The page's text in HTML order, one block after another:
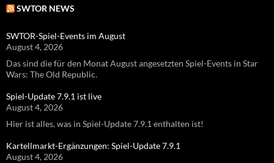
SWTOR NEWS
SWTOR-Spiel-Events im August
August 4, 2026
Das sind die für den Monat August angesetzten Spiel-Events in Star
Wars: The Old Republic.
Spiel-Update 7.9.1 ist live
August 4, 2026
Hier ist alles, was in Spiel-Update 7.9.1 enthalten ist!
Kartellmarkt-Ergänzungen: Spiel-Update 7.9.1
August 4, 2026